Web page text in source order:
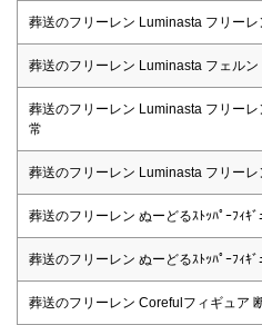
葬送のフリーレン Luminasta フリーレ
葬送のフリーレン Luminasta フェルン
葬送のフリーレン Luminasta フリーレ
常
葬送のフリーレン Luminasta フリーレ
葬送のフリーレン ぬーどるｽﾄｯﾊﾟｰﾌｨｷ
葬送のフリーレン ぬーどるｽﾄｯﾊﾟｰﾌｨｷﾞ
葬送のフリーレン Corefulフィギュア